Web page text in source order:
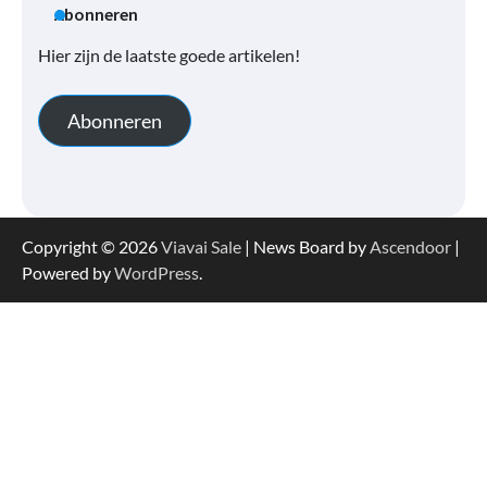
Abonneren
Hier zijn de laatste goede artikelen!
Abonneren
Copyright © 2026Viavai Sale | News Board byAscendoor |
Powered byWordPress.